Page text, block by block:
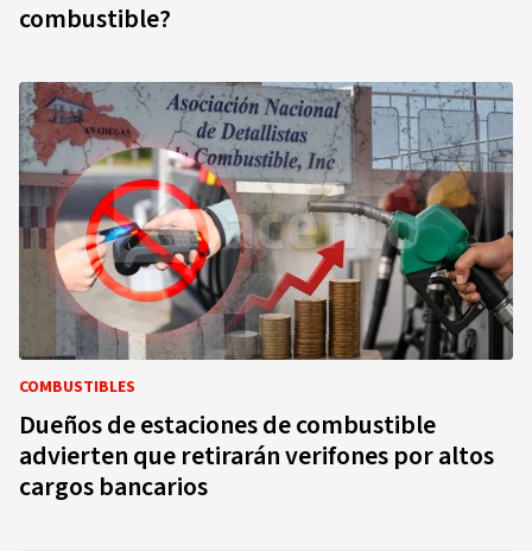
combustible?
COMBUSTIBLES
Dueños de estaciones de combustible
advierten que retirarán verifones por altos
cargos bancarios